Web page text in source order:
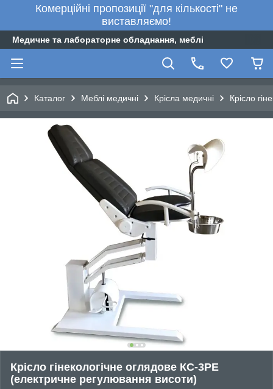
Комерційні пропозиції "для кількості" не
виставляємо!
Медичне та лабораторне обладнання, меблі
Каталог Меблі медичні Крісла медичні Крісло
Крісло гінекологічне оглядове КС-3РЕ
(електричне регулювання висоти)